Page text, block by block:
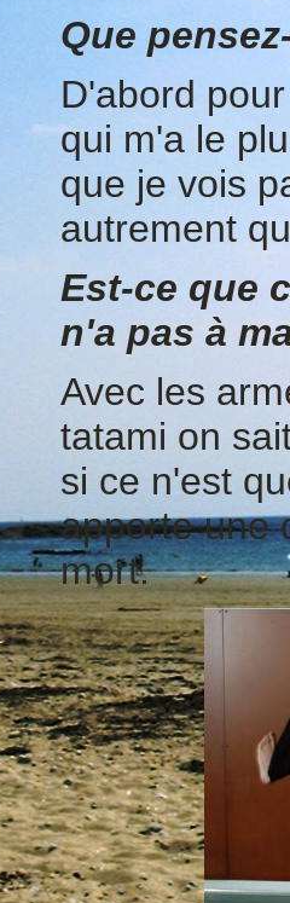
Que
D'abord
qui m'a le
que je vois
autrement
Est-ce que
n'a pas à
Avec les
tatami on
si ce n'est
apporte une
mort.